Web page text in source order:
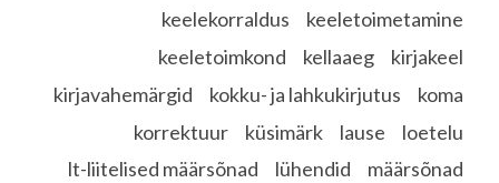
keelekorraldus
keeletoimetamine
keeletoimkond
kellaaeg
kirjakeel
kirjavahemärgid
kokku- ja lahkukirjutus
koma
korrektuur
küsimärk lause
loetelu
lt-liitelised määrsõnad
lühendid
määrsõnad